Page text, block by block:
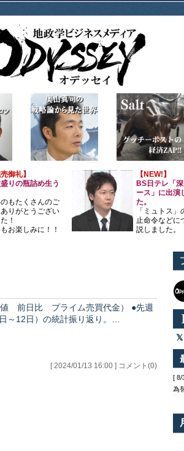
売御礼】
りの瓶詰め生う
もたくさんのご
りがとうござい
！
お楽しみに！！
【NEW!】
BS日テレ「
ース」に出演
た。
「ミュトス」
止命令などに
説しました。
日比 プライム売買代金） ●先週
～12日）の統計振り返り。…
[ 2024/01/13 16:00 ] コメント(0)
[ 8/
為